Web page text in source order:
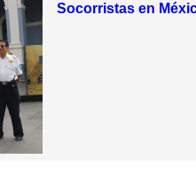
Socorristas en